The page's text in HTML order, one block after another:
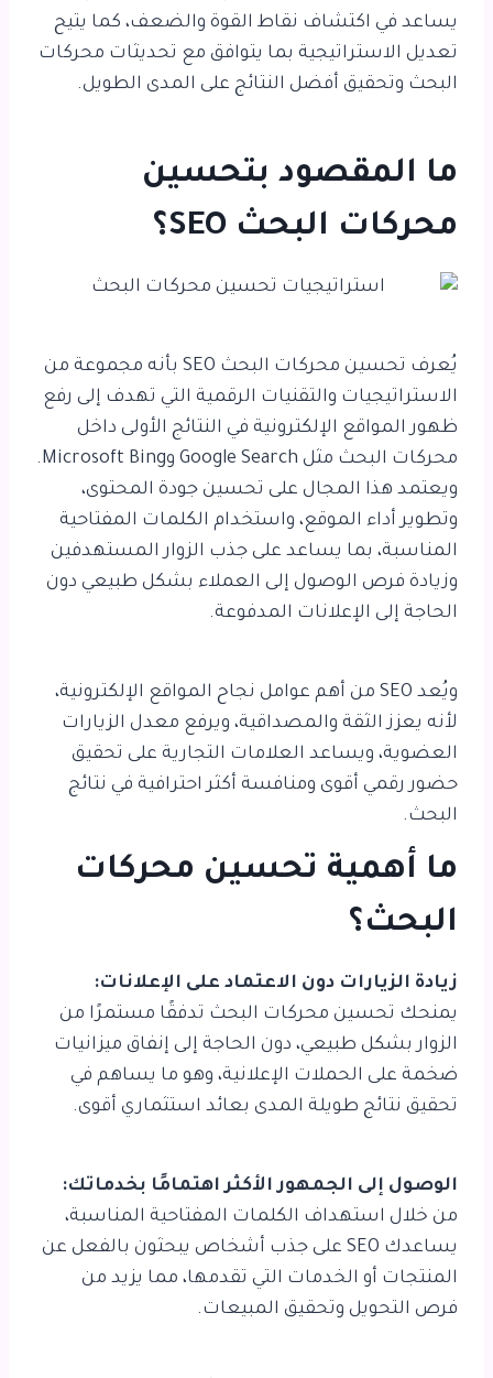
يساعد في اكتشاف نقاط القوة والضعف، كما يتيح
تعديل الاستراتيجية بما يتوافق مع تحديثات محركات
البحث وتحقيق أفضل النتائج على المدى الطويل.
ما المقصود بتحسين
محركات البحث SEO؟
يُعرف تحسين محركات البحث SEO بأنه مجموعة من
الاستراتيجيات والتقنيات الرقمية التي تهدف إلى رفع
ظهور المواقع الإلكترونية في النتائج الأولى داخل
محركات البحث مثل Google Search وMicrosoft Bing
.
ويعتمد هذا المجال على تحسين جودة المحتوى،
وتطوير أداء الموقع، واستخدام الكلمات المفتاحية
المناسبة، بما يساعد على جذب الزوار المستهدفين
وزيادة فرص الوصول إلى العملاء بشكل طبيعي دون
الحاجة إلى الإعلانات المدفوعة.
ويُعد SEO من أهم عوامل نجاح المواقع الإلكترونية،
لأنه يعزز الثقة والمصداقية، ويرفع معدل الزيارات
العضوية، ويساعد العلامات التجارية على تحقيق
حضور رقمي أقوى ومنافسة أكثر احترافية في نتائج
البحث.
ما أهمية تحسين محركات
البحث؟
زيادة الزيارات دون الاعتماد على الإعلانات:
يمنحك تحسين محركات البحث تدفقًا مستمرًا من
الزوار بشكل طبيعي، دون الحاجة إلى إنفاق ميزانيات
ضخمة على الحملات الإعلانية، وهو ما يساهم في
تحقيق نتائج طويلة المدى بعائد استثماري أقوى.
الوصول إلى الجمهور الأكثر اهتمامًا بخدماتك:
من خلال استهداف الكلمات المفتاحية المناسبة،
يساعدك SEO على جذب أشخاص يبحثون بالفعل عن
المنتجات أو الخدمات التي تقدمها، مما يزيد من
فرص التحويل وتحقيق المبيعات.